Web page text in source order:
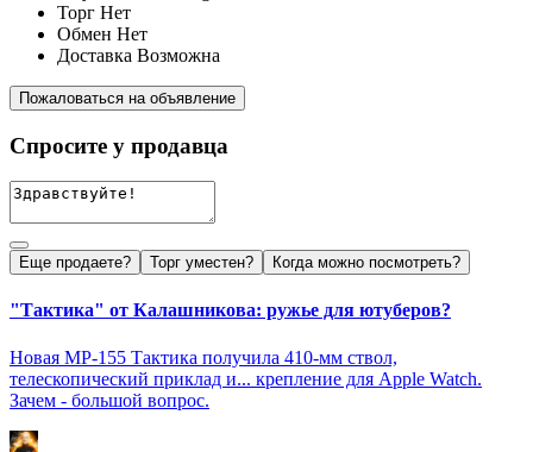
Торг Нет
Обмен Нет
Доставка Возможна
Пожаловаться на объявление
Спросите у продавца
Еще продаете? Торг уместен? Когда можно посмотреть?
"Тактика" от Калашникова: ружье для ютуберов?
Новая МР-155 Тактика получила 410-мм ствол,
телескопический приклад и... крепление для Apple Watch.
Зачем - большой вопрос.